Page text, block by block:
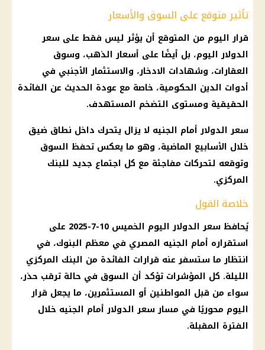
تأثير متوقع على السوق والأسعار
قراراليوم من المتوقع أن يؤثر ليس فقط على سعر
الدولار اليوم، بل أيضًا على أسعار الذهب، وسوق
العقارات، وشهادات الادخار، والاستثمار الأجنبي في
أدوات الدين الحكومية، خاصة مع عودة الحديث عن الفائدة
الحقيقية ومستوى التضخم المستهدف.
سعر الدولارأمام الجنيه لا يزال يتحرك داخل نطاق ضيق
خلال الأسابيع الماضية، وهو ما يعكس تحفظ السوق
وتوقعه لتحركات مفاجئة مع كل اجتماع جديد للبنك
المركزي.
خلاصة القول
يُحافظ سعر الدولار اليوم
الخميس 10-7-2025 على
استقراره أمام الجنيه المصري في معظم البنوك، في
انتظار ما ستسفر عنه قرارات الفائدة من البنك المركزي
الليلة. كل المؤشرات تؤكد أن السوق في حالة ترقب حذر،
سواء من قبل المواطنين أو المستثمرين، ما يجعل قرار
اليوم محوريًا في مسارسعر الدولارأمام الجنيه خلال
الفترة المقبلة.